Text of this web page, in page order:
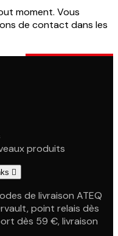
moment. Vous
de contact dans les
produits

de livraison ATEQ
point relais dès
dès 59 €, livraison